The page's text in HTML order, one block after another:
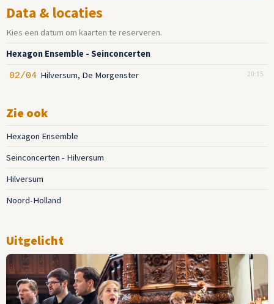
Data & locaties
Kies een datum om kaarten te reserveren.
Hexagon Ensemble - Seinconcerten
20:15
02/04 Hilversum, De Morgenster
Zie ook
Hexagon Ensemble
Seinconcerten - Hilversum
Hilversum
Noord-Holland
Uitgelicht